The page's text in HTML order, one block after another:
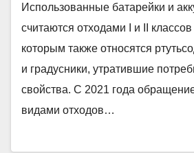
Использованные батарейки и
считаются отходами I и II
которым также относятся
и градусники, утратившие
свойства. С 2021 года
видами отходов…